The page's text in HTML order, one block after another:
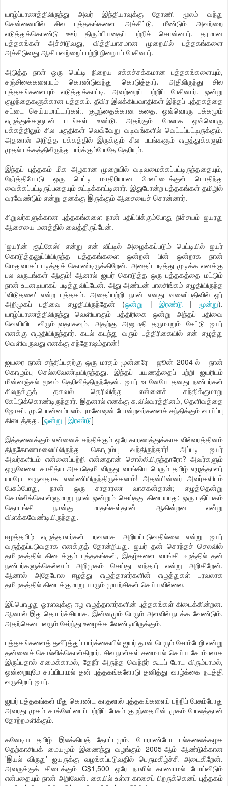
யாழ்ப்பாணத்திலிருந்து அவர் இந்தியாவுக்கு தோணி மூலம் வந்து
சென்னையில் சில புத்தகங்களை அச்சிட்டு, மீண்டும் அவற்றை
எடுத்துக்கொண்டு ஊர் திரும்பியதைப் பற்றிச் சொன்னார். தரமான
புத்தகங்கள் அச்சிடுவது, வித்தியாசமான முறையில் புத்தகங்களை
அச்சிடுவது ஆகியவற்றைப் பற்றி நிறையப் பேசினார்.
அடுத்த நாள் ஒரு பெட்டி நிறைய எக்கச்சக்கமான புத்தகங்களையும்,
சஞ்சிகைகளையும் கொண்டுவந்து கொடுத்தார். அதிலிருந்து சில
புத்தகங்களையும் எடுத்துக்காட்டி, அவற்றைப் பற்றிப் பேசினார். ஒன்று
குழந்தைகளுக்கான புத்தகம். தீவிர இலக்கியவாதிகள் இந்தப் புத்தகத்தை
சட்டை செய்யமாட்டார்கள். குழந்தைக்கான கதை. ஒவ்வொரு பக்கமும்
எழுத்துக்களுடன் படங்கள் உண்டு. அதற்கும் மேலாக ஒவ்வொரு
பக்கத்திலும் சில பகுதிகள் வெவ்வேறு வடிவங்களில் வெட்டப்பட்டிருக்கும்.
அதனால் அடுத்த பக்கத்தில் இருக்கும் சில படங்களும் எழுத்துக்களும்
முதல் பக்கத்திலிருந்து பார்க்கும்போதே தெரியும்.
இந்தப் புத்தகம் மிக அழகான முறையில் வடிவமைக்கப்பட்டிருந்ததையும்,
நேர்த்தியோடு ஒரு பெட்டி மாதிரியான மேலட்டைக்குள் பொதிந்து
வைக்கப்பட்டிருப்பதையும் சுட்டிக்காட்டினார். இதுபோன்ற புத்தகங்கள் தமிழில்
வரவேண்டும் என்று தனக்கு இருக்கும் ஆசையைச் சொன்னார்.
சிறுவர்களுக்கான புத்தகங்களை நான் பதிப்பிக்கும்போது நிச்சயம் ஐயரது
ஆசையை மனத்தில் வைத்திருப்பேன்.
'ஐயரின் சூட்கேஸ்' என்று என் வீட்டில் அழைக்கப்படும் பெட்டியில் ஐயர்
கொடுத்தனுப்பியிருந்த புத்தகங்களை ஒன்றன் பின் ஒன்றாக நான்
மெதுவாகப் படித்துக் கொண்டிருக்கிறேன். அதைப் படித்து முடிக்க எனக்கு
பல வருடங்கள் ஆகும்! ஆனால் ஐயர் கொடுத்த ஒரு புத்தகத்தை மட்டும்
நான் உடனடியாகப் படித்துவிட்டேன். அது அண்டன் பாலசிங்கம் எழுதியிருந்த
'விடுதலை' என்ற புத்தகம். அதைப்பற்றி நான் எனது வலைப்பதிவில் ஓர்
அறிமுகப் பதிவை எழுதியிருந்தேன் (ஒன்று | இரண்டு | மூன்று).
யாழ்ப்பாணத்திலிருந்து வெளியாகும் பத்திரிகை ஒன்று அந்தப் பதிவை
வெளியிட விரும்புவதாகவும், அதற்கு அனுமதி தருமாறும் கேட்டு ஐயர்
எனக்கு எழுதியிருந்தார். கடல் கடந்து வரும் பத்திரிகையில் என் எழுத்து
வெளிவருவது எனக்கு சந்தோஷம்தான்!
ஐயரை நான் சந்திப்பதற்கு ஒரு மாதம் முன்னரே - ஜூன் 2004-ல் - நான்
கொழும்பு செல்லவேண்டியிருந்தது. இந்தப் பயணத்தைப் பற்றி ஐயரிடம்
மின்னஞ்சல் மூலம் தெரிவித்திருந்தேன். ஐயர் உடனேயே தனது நண்பர்கள்
சிலருக்குத் தகவல் தெரிவித்து என்னைச் சந்திக்குமாறு
கேட்டுக்கொண்டிருந்தார். இதனால் எனக்கு சு.வில்வரத்தினம், தெளிவத்தை
ஜோசப், மு.பொன்னம்பலம், ரமனேஷன் போன்றவர்களைச் சந்திக்கும் வாய்ப்பு
கிடைத்தது. [ஒன்று | இரண்டு]
இத்தனைக்கும் என்னைச் சந்திக்கும் ஒரே காரணத்துக்காக வில்வரத்தினம்
திருகோணமலையிலிருந்து கொழும்பு வந்திருந்தார்! அப்படி ஐயர்
அவர்களிடம் என்னைப்பற்றி என்னதான் சொல்லியிருந்தாரோ? அவர்களும்
ஒருவேளை சாகித்ய அகாதெமி விருது வாங்கிய பெரும் தமிழ் எழுத்தாளர்
யாரோ வருவதாக எண்ணியிருந்திருக்கலாம்! அதன்பின்னர் அவர்களிடம்
பேசும்போது, நான் ஒரு சாதாரண வாசகன்தான்; எழுத்தென்று
சொல்லிக்கொள்ளுமாறு நான் ஒன்றும் செய்தது கிடையாது; ஒரு பதிப்பகம்
தொடங்கி நான்கு மாதங்கள்தான் ஆகின்றன என்று
விளக்கவேண்டியிருந்தது.
ஈழத்தமிழ் எழுத்தாளர்கள் பரவலாக அறியப்படுவதில்லை என்று ஐயர்
வருத்தப்படுவதாக எனக்குத் தோன்றியது. ஐயர் தன் சொந்தச் செலவில்
தமிழகத்தில் கிடைக்கும் புத்தகங்கள், இதழ்களை வாங்கி ஈழத்தில் தன்
நண்பர்களுக்கெல்லாம் அறிமுகம் செய்து வந்தார் என்று அறிகிறேன்.
ஆனால் அதேபோல ஈழத்து எழுத்தாளர்களின் எழுத்துகள் பரவலாக
தமிழகத்தில் கிடைக்குமாறு யாரும் முயற்சிகள் செய்யவில்லை.
இப்பொழுது ஓரளவுக்கு ஈழ எழுத்தாளர்களின் புத்தகங்கள் கிடைக்கின்றன.
ஆனால் இது தொடர்ச்சியாக, இன்னமும் பெரும் அளவில் நடக்க வேண்டும்.
அதற்கென பலரும் சேர்ந்து உழைக்க வேண்டியிருக்கும்.
புத்தகங்களைத் தவிர்த்துப் பார்க்கையில் ஐயர் தான் பெரும் சோம்பேறி என்று
தன்னைச் சொல்லிக்கொள்கிறார். சில நாள்கள் சமையல் செய்ய சோம்பலாக
இருப்பதால் சமைக்காமல், தேநீர் அருந்த வெந்நீர் கூடப் போட விரும்பாமல்,
ஒன்றையுமே சாப்பிடாமல் தன் புத்தகங்களோடு தனித்து வாழ்க்கை நடத்தி
வருகிறார் ஐயர்.
ஐயர் புத்தகங்கள் மீது கொண்ட காதலால் புத்தகங்களைப் பற்றிப் பேசும்போது
அவரது முகம் சாக்லேட்டைப் பற்றிப் பேசும் குழந்தையின் முகம் போலத்தான்
தோற்றமளிக்கும்.
கனேடிய தமிழ் இலக்கியத் தோட்டமும், டோராண்டோ பல்கலைக்கழக
தெற்காசியக் மையமும் இணைந்து வழங்கும் 2005-ஆம் ஆண்டுக்கான
'இயல் விருது' ஐயருக்கு வழங்கப்படுவதில் பெருமகிழ்ச்சி அடைகிறேன்.
அவருக்குக் கிடைக்கும் C$1,500 ஒரே நாளில் காணாமல் போய்விடும்
என்பதையும் நான் அறிவேன். கையில் உள்ள காசைப் பிறருக்கெனப் புத்தகம்